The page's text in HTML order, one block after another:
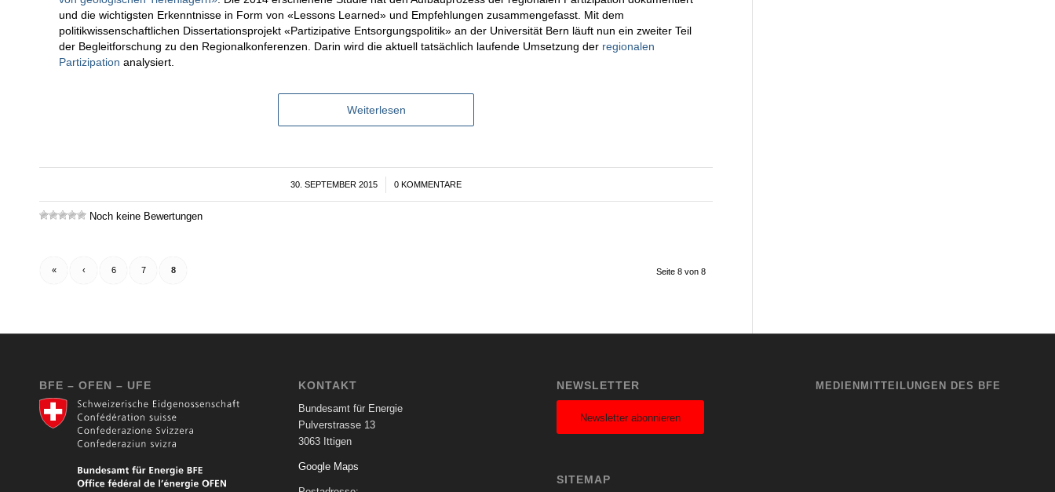
und die wichtigsten Erkenntnisse in Form von «Lessons Learned» und Empfehlungen zusammengefasst. Mit dem
politikwissenschaftlichen Dissertationsprojekt «Partizipative Entsorgungspolitik» an der Universität Bern läuft nun ein zweiter Teil
der Begleitforschung zu den Regionalkonferenzen. Darin wird die aktuell tatsächlich laufende Umsetzung der regionalen
Partizipation analysiert.
Weiterlesen
30. SEPTEMBER 2015
/ 0 KOMMENTARE
Noch keine Bewertungen
Seite 8 von 8
« ‹ 6 7 8
BFE – OFEN – UFE KONTAKT
Bundesamt für Energie
Pulverstrasse 13
3063 Ittigen
Google Maps
NEWSLETTER
Newsletter abonnieren
SITEMAP
MEDIENMITTEILUNGEN DES BFE